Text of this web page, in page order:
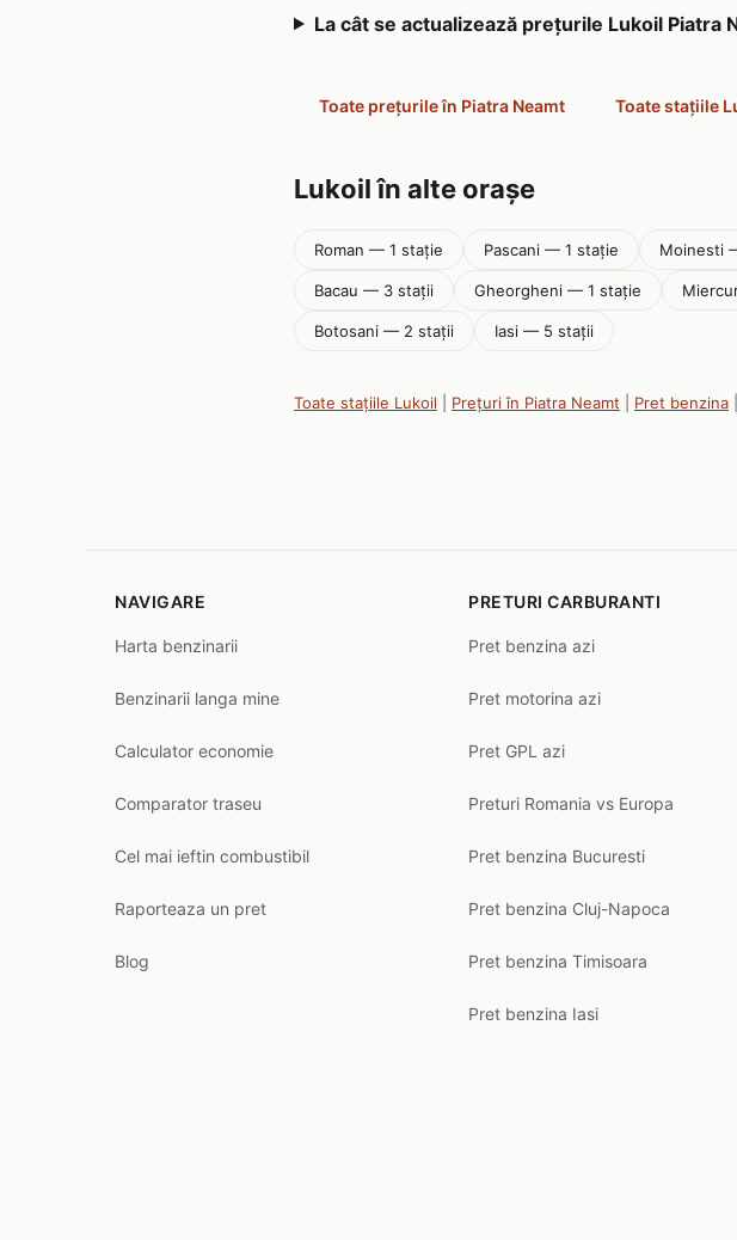
La cât se actualizează prețurile Lukoil Piatra
Toate prețurile în Piatra Neamt Toate stațiile
Lukoil în alte orașe
Roman — 1 stație Pascani — 1 stație Moinesti
Bacau — 3 stații Gheorgheni — 1 stație
Botosani — 2 stații Iasi — 5 stații
Toate stațiile Lukoil Prețuri în Piatra Neamt Pret benzina
NAVIGARE
Harta benzinarii
Benzinarii langa mine
Calculator economie
Comparator traseu
Cel mai ieftin combustibil
Raporteaza un pret
Blog
PRETURI CARBURANTI
Pret benzina azi
Pret motorina azi
Pret GPL azi
Preturi Romania vs Europa
Pret benzina Bucuresti
Pret benzina Cluj-Napoca
Pret benzina Timisoara
Pret benzina Iasi